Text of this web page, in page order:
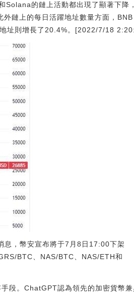
Solana的鏈上活動都出現了顯著下降
鏈上的每日活躍地址數量方面，BNB
址則增長了20.4%。[2022/7/18
，幣安宣布將于7月8日17:00下架
BTC、NAS/BTC、NAS/ETH和
段。ChatGPT認為領先的加密貨幣兼